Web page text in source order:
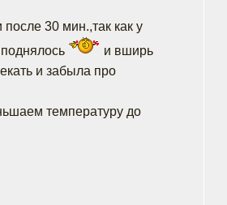
30 мин.,так как у
и вширь
и забыла про
температуру до